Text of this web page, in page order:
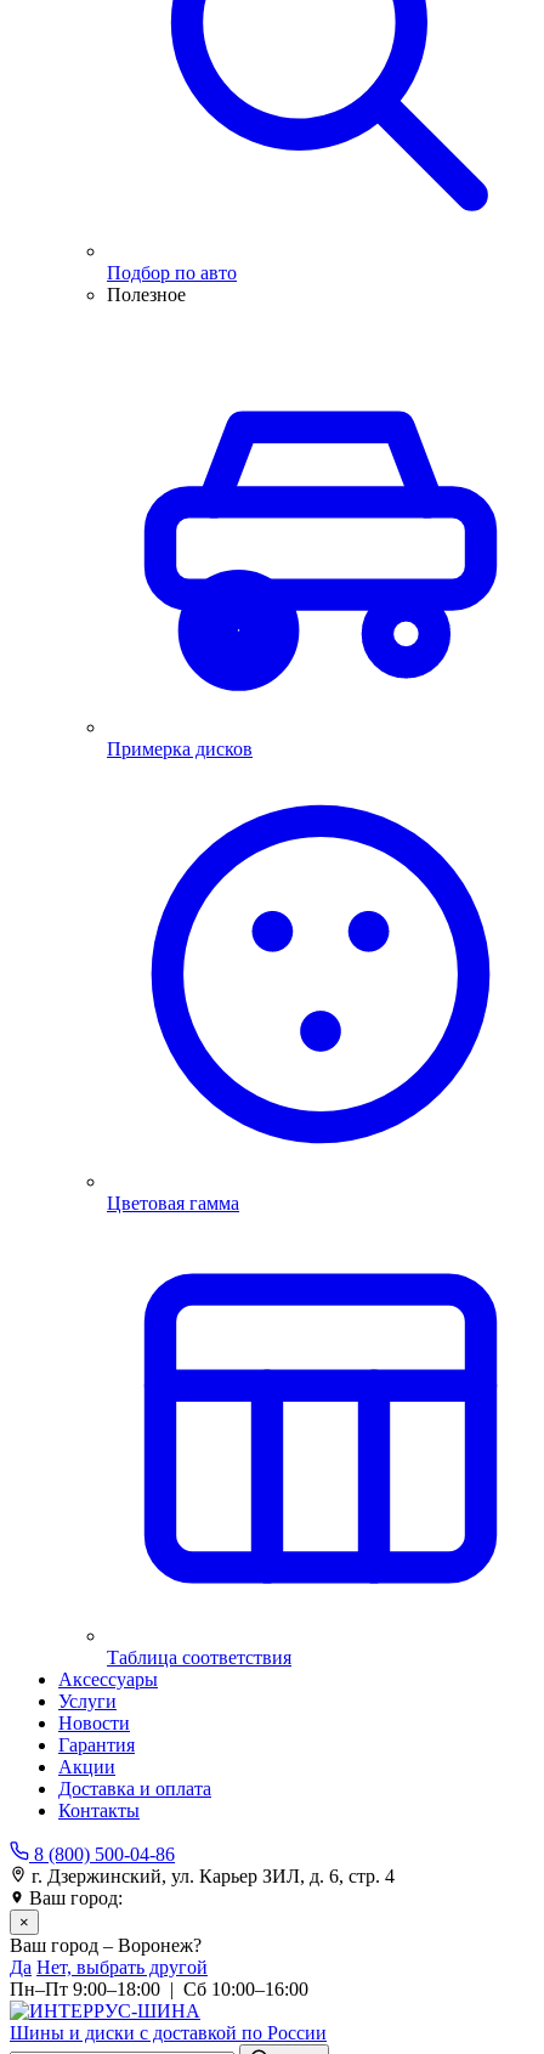
Подбор по авто
Полезное
Примерка дисков
Цветовая гамма
Таблица соответствия
Аксессуары
Услуги
Новости
Гарантия
Акции
Доставка и оплата
Контакты
8 (800) 500-04-86
г. Дзержинский, ул. Карьер ЗИЛ, д. 6, стр. 4
Ваш город:
×
Ваш город – Воронеж?
Да Нет, выбрать другой
Пн–Пт 9:00–18:00 | Сб 10:00–16:00
Шины и диски с доставкой по России